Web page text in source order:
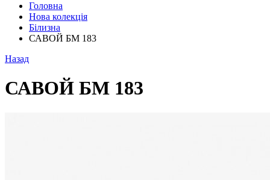
Головна
Нова колекція
Білизна
САВОЙ БМ 183
Назад
САВОЙ БМ 183